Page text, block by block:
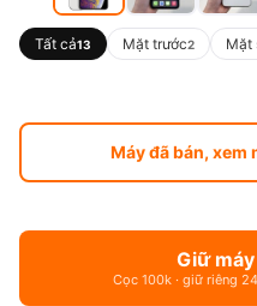
Tất cả13 Mặt trước2 Mặt
Máy đã bán, xem
Giữ
Cọc 100k · giữ riêng